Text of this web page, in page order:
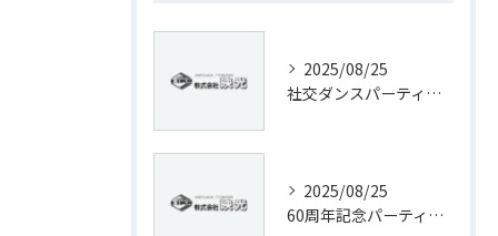
2025/08/25
社交ダンスパーティの記録撮影！！
2025/08/25
60周年記念パーティの映像出し